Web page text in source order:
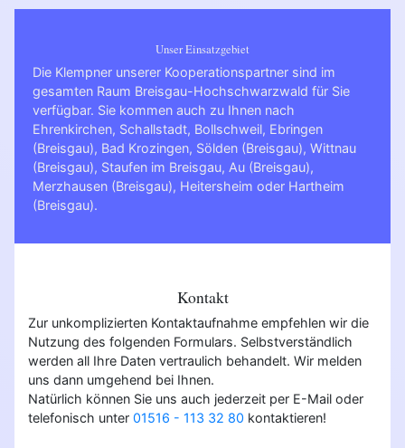
Unser Einsatzgebiet
Die Klempner unserer Kooperationspartner sind im
gesamten Raum Breisgau-Hochschwarzwald für Sie
verfügbar. Sie kommen auch zu Ihnen nach
Ehrenkirchen, Schallstadt, Bollschweil, Ebringen
(Breisgau), Bad Krozingen, Sölden (Breisgau), Wittnau
(Breisgau), Staufen im Breisgau, Au (Breisgau),
Merzhausen (Breisgau), Heitersheim oder Hartheim
(Breisgau).
Kontakt
Zur unkomplizierten Kontaktaufnahme empfehlen wir die
Nutzung des folgenden Formulars. Selbstverständlich
werden all Ihre Daten vertraulich behandelt. Wir melden
uns dann umgehend bei Ihnen.
Natürlich können Sie uns auch jederzeit per E-Mail oder
telefonisch unter 01516 - 113 32 80 kontaktieren!